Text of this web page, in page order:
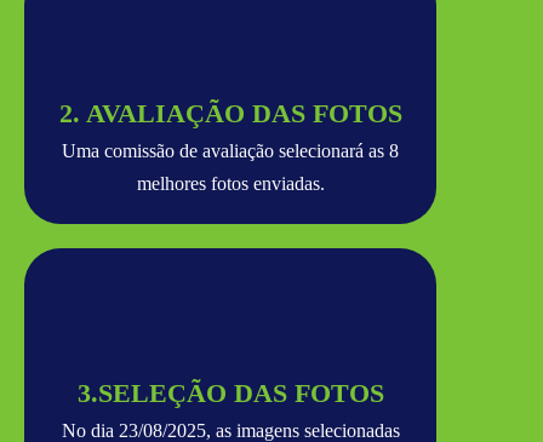
2. AVALIAÇÃO DAS FOTOS
Uma comissão de avaliação selecionará as 8
melhores fotos enviadas.
3.SELEÇÃO DAS FOTOS
No dia 23/08/2025, as imagens selecionadas